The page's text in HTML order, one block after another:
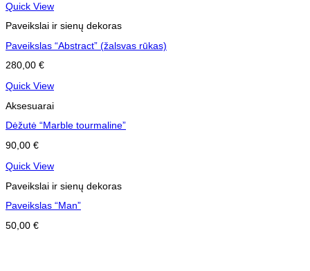
Quick View
Paveikslai ir sienų dekoras
Paveikslas “Abstract” (žalsvas rūkas)
280,00 €
Quick View
Aksesuarai
Dėžutė “Marble tourmaline”
90,00 €
Quick View
Paveikslai ir sienų dekoras
Paveikslas “Man”
50,00 €